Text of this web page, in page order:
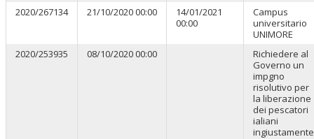
2020/267134
21/10/2020 00:00
14/01/2021
00:00
Campus
universitario
UNIMORE
2020/253935
08/10/2020 00:00
Richiedere al
Governo un
impgno
risolutivo per
la liberazione
dei pescatori
ialiani
ingiustamente